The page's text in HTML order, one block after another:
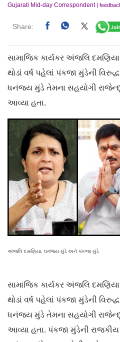
Gujarati Mid-day Correspondent|
Share:
સામાજિક કાર્યકર અંજલિ
થોડાં વર્ષ પહેલાં પંકજા મુંડેની
ધનંજય મુંડે તેમના સહયોગી
આવ્યા હતા.
અંજલિ દમણિયા, ધનંજય મુંડે અને પંકજા મુંડે
સામાજિક કાર્યકર અંજલિ
થોડાં વર્ષ પહેલાં પંકજા મુંડેની
ધનંજય મુંડે તેમના સહયોગી
આવ્યા હતા. પંકજા મુંડેની રાજકીય